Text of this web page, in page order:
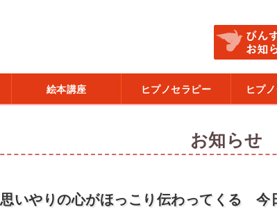
絵本講座 ヒプノセラピー ヒプ
お知らせ
思いやりの心がほっこり伝わってくる 今